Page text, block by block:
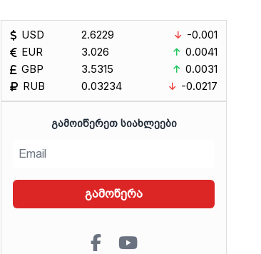
USD
EUR
GBP
RUB
2.6229
3.026
3.5315
0.03234
-0.001
0.0041
0.0031
-0.0217
ᲒᲐᲛᲝᲘᲬᲔᲠᲔᲗ ᲡᲘᲐᲮᲚᲔᲔᲑᲘ
გამოწერა